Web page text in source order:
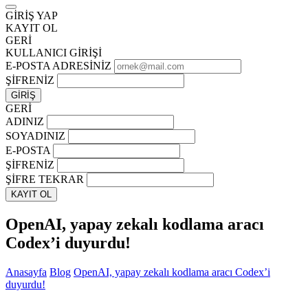
GİRİŞ YAP
KAYIT OL
GERİ
KULLANICI GİRİŞİ
E-POSTA ADRESİNİZ
ŞİFRENİZ
GERİ
ADINIZ
SOYADINIZ
E-POSTA
ŞİFRENİZ
ŞİFRE TEKRAR
KAYIT OL
OpenAI, yapay zekalı kodlama aracı
Codex’i duyurdu!
Anasayfa Blog OpenAI, yapay zekalı kodlama aracı Codex’i
duyurdu!